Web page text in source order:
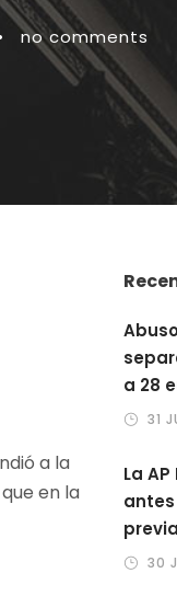
no comments
a la
en la
a 28
31
La
30